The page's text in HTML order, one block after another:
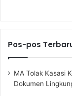
Pos-pos
MA Tolak Kasasi
Dokumen